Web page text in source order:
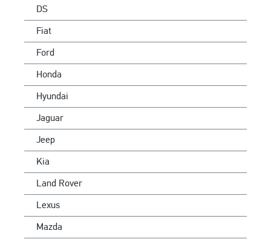
DS
Fiat
Ford
Honda
Hyundai
Jaguar
Jeep
Kia
Land Rover
Lexus
Mazda